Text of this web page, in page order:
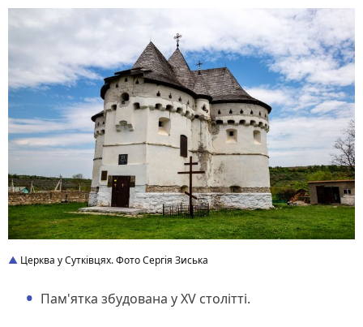
Церква у Сутківцях. Фото Сергія Зиська
Пам'ятка збудована у XV столітті.